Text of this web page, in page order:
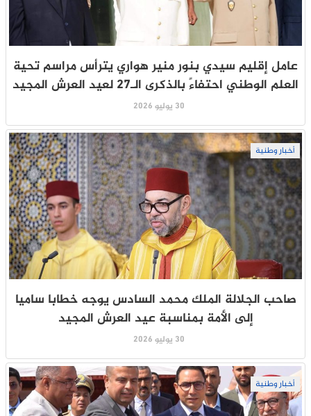
عامل إقليم سيدي بنور منير هواري يترأس مراسم تحية
العلم الوطني احتفاءً بالذكرى الـ27 لعيد العرش المجيد
30 يوليو 2026
أخبار وطنية
صاحب الجلالة الملك محمد السادس يوجه خطابا ساميا
إلى الأمة بمناسبة عيد العرش المجيد
30 يوليو 2026
أخبار وطنية